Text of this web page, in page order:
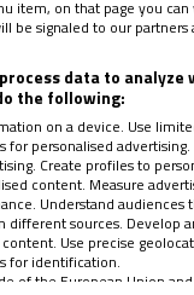
item, on that page you
be signaled to our
data to analyze
the following:
on a device. Use
for personalised
Create profiles to
content. Measure
Understand audiences
different sources. Develop
Use precise
for identification.
of the European Union and